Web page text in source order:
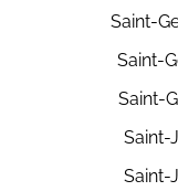
Saint-
Saint-
Saint-
Saint-
Saint-